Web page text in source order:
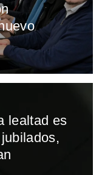
lealtad es